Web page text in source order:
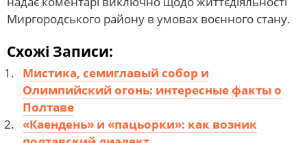
Миргородського району в умовах воєнного стану.
Схожі Записи:
Мистика, семиглавый собор и
Олимпийский огонь: интересные факты о
Полтаве
«Каендень» и «пацьорки»: как возник